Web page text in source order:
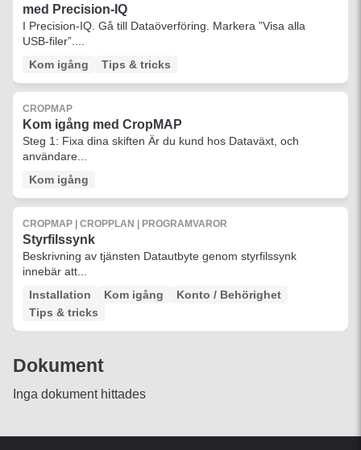
med Precision-IQ
I Precision-IQ. Gå till Dataöverföring. Markera ”Visa alla
USB-filer”....
Kom igång
Tips & tricks
CROPMAP
Kom igång med CropMAP
Steg 1: Fixa dina skiften Är du kund hos Dataväxt, och
användare...
Kom igång
CROPMAP | CROPPLAN | PROGRAMVAROR
Styrfilssynk
Beskrivning av tjänsten Datautbyte genom styrfilssynk
innebär att...
Installation
Kom igång
Konto / Behörighet
Tips & tricks
Dokument
Inga dokument hittades